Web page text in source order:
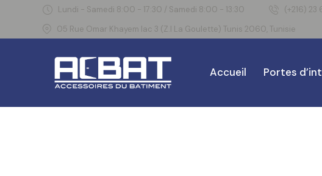
Lundi - Samedi 8:00 - 17:30 / Samedi 8:00 - 13:30
(+216) 23
05 Rue Omar Khayem lac 3 (Z.I La Goulette) Tunis 2060, Tunisie
Accueil Portes